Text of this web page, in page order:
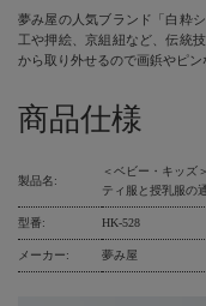
夢み屋の人気ブランド「白粋
工や押絵、京組紐など、伝統
から取り外せるので画鋲やピン
商品仕様
製品名:
＜ベビー・キッズ
ティ服と授乳服の
型番: HK-528
メーカー: 夢み屋